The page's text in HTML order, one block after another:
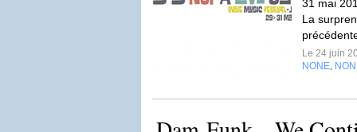
31 mai
La
Le 24 juin
NONE